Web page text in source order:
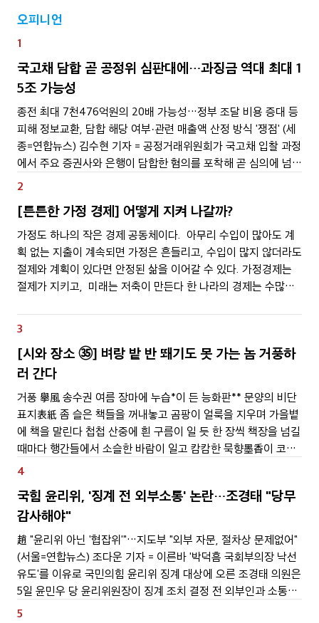
오피니언
1
국고채 담합 곧 공정위 심판대에…과징금 역대 최대 1
5조 가능성
종전 최대 7천476억원의 20배 가능성…정부 조달 비용 증대 등
피해 정보교환, 담합 해당 여부·관련 매출액 산정 방식 '쟁점' (세
종=연합뉴스) 김수현 기자 = 공정거래위원회가 국고채 입찰 과정
에서 주요 증권사와 은행이 담합한 혐의를 포착해 곧 심의에 넘긴
다. 짬짜미한 입찰 규모가 76조원에 달하는 만큼 과징금이 15조
2
[튼튼한 가정 경제] 어떻게 지켜 나갈까?
가정도 하나의 작은 경제 공동체이다. 아무리 수입이 많아도 계
획 없는 지출이 계속되면 가정은 흔들리고, 수입이 많지 않더라도
절제와 계획이 있다면 안정된 삶을 이어갈 수 있다. 가정경제는
절제가 지키고, 미래는 저축이 만든다 한 나라의 경제는 수많은
3
[시와 장소 ㉟] 벼랑 밭 반 뙈기도 못 가는 놈 거풍하
러 간다
거풍 擧風 송수권 여름 장마에 누습*이 든 능화판** 문양의 비단
표지表紙 좀 슬은 책들을 꺼내놓고 곰팡이 얼룩을 지우며 가을볕
에 책을 말린다 첩첩 산중에 흰 구름이 일 듯 한 장씩 책장을 넘길
때마다 행간들에서 소슬한 바람이 일고 캄캄한 묵향墨香이 코끝
에 시리다 축축하게 구겨진 옷가지들을 빨아 널 듯 내 영혼 한 숟
4
국힘 윤리위, '징계 전 외부소통' 논란…조경태 "당무
감사해야"
趙 "윤리위 아닌 '협잡위'"…지도부 "외부 자문, 절차상 문제없어"
(서울=연합뉴스) 조다운 기자 = 이른바 '박덕흠 국회부의장 낙선
유도'를 이유로 국민의힘 윤리위 징계 대상에 오른 조경태 의원은
5일 윤민우 당 윤리위원장이 징계 조치 결정 전 외부인과 소통했
다는 논란과 관련, "즉각적인 당무감사위의 활동을 촉구한다"고
5